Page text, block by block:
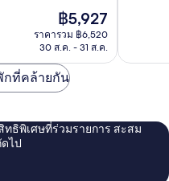
ราคา
ปัจจุบัน
คือ
฿5,927
ราคารวม ฿6,520
30 ส.ค. - 31 ส.ค.
รีวิว
กที่คล้ายกัน
ธิพิเศษที่ร่วมรายการ สะสม
ไป